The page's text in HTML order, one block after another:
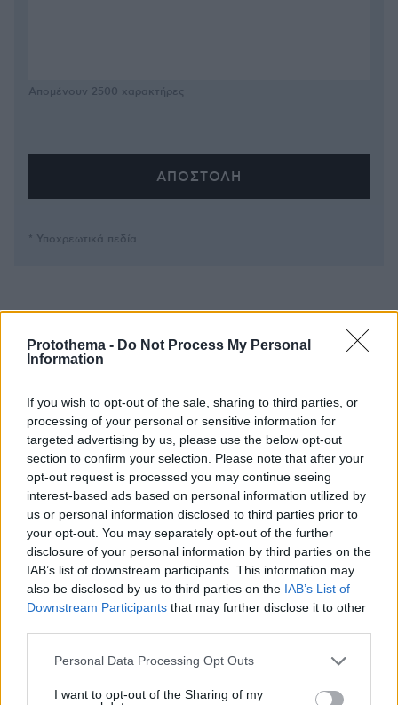
Protothema - Do Not Process My Personal
Information
If you wish to opt-out of the sale, sharing to third parties, or
processing of your personal or sensitive information for
targeted advertising by us, please use the below opt-out
section to confirm your selection. Please note that after your
opt-out request is processed you may continue seeing
interest-based ads based on personal information utilized by
us or personal information disclosed to third parties prior to
your opt-out. You may separately opt-out of the further
disclosure of your personal information by third parties on the
IAB’s list of downstream participants. This information may
also be disclosed by us to third parties on the IAB’s List of
Downstream Participants that may further disclose it to other
Please note that this website/app uses one or more Google
not limited to your visit or usage behaviour. You may click to
Personal Data Processing Opt Outs
I want to opt-out of the Sharing of my
Απομένουν 2500 χαρακτήρες
* Υποχρεωτικά πεδία
ΡΟΗ ΕΙΔΗΣΕΩΝ
Ειδήσεις Δημοφιλή Σχολιασμένα
Αποκαλύψεις Telegraph για τον Ινφαντίνο: Η εξαψήφια
αποζημίωση σε πρώην εργαζόμενη της UEFA και η
φερόμενη σχέση τους
πριν 24 λεπτά
Ρωσία για το drone με εκρηκτικά σε γερμανικό
αεροδρόμιο: «Βιαστικά στημένη προβοκάτσια»
πριν μία ώρα
Ιδέες για πρωινό έτοιμο από το βράδυ: Εύκολες και
θρεπτικές επιλογές για κάθε μέρα
08.08.2026, 01:00
δείτε βίντεο
08.08.2026, 00:50
08.08.2026, 00:30